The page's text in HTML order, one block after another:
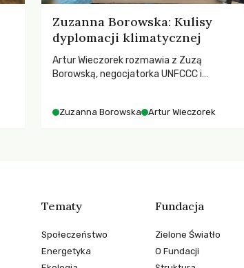
Zuzanna Borowska: Kulisy
dyplomacji klimatycznej
Artur Wieczorek rozmawia z Zuzą
Borowską, negocjatorka UNFCCC i
ruchach klimatycznych
Zuzanna Borowska Artur Wieczorek
Tematy
Społeczeństwo
Energetyka
Fundacja
Zielone Światło
O Fundacji